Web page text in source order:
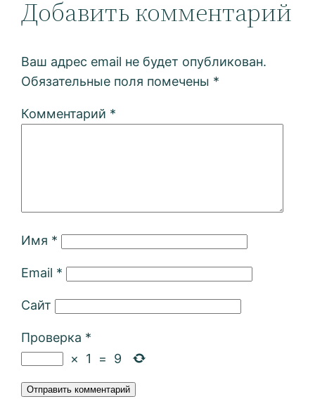
Добавить комментарий
Ваш адрес email не будет опубликован.
Обязательные поля помечены *
Комментарий *
Имя *
Email *
Сайт
Проверка *
×
1 = 9